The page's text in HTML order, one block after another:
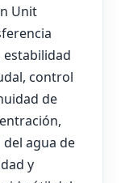
Unit
control
de
agua de
y